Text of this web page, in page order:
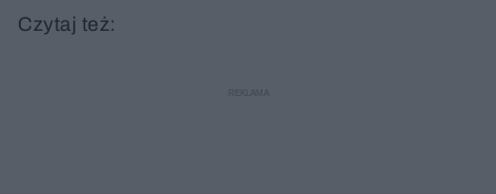
Czytaj też: